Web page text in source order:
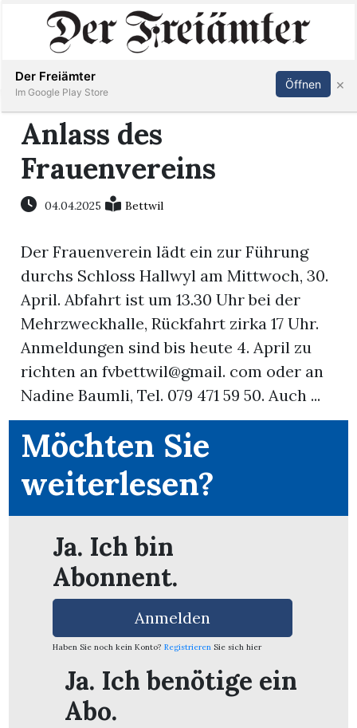
Immobilien
Veranstaltungen
Stellen
E-
Paper
Newsletter
App
Inserieren Abonnieren Anmelden
Anlass des
Frauenvereins
04.04.2025 Bettwil
Der Frauenverein lädt ein zur Führung
durchs Schloss Hallwyl am Mittwoch, 30.
April. Abfahrt ist um 13.30 Uhr bei der
Mehrzweckhalle, Rückfahrt zirka 17 Uhr.
Anmeldungen sind bis heute 4. April zu
richten an fvbettwil@gmail. com oder an
Nadine Baumli, Tel. 079 471 59 50. Auch ...
Möchten Sie
weiterlesen?
Ja. Ich bin
Abonnent.
Anmelden
Haben Sie noch kein Konto? Registrieren Sie sich hier
Ja. Ich benötige ein
Abo.
Der Freiämter
Im Google Play Store
Öffnen ×